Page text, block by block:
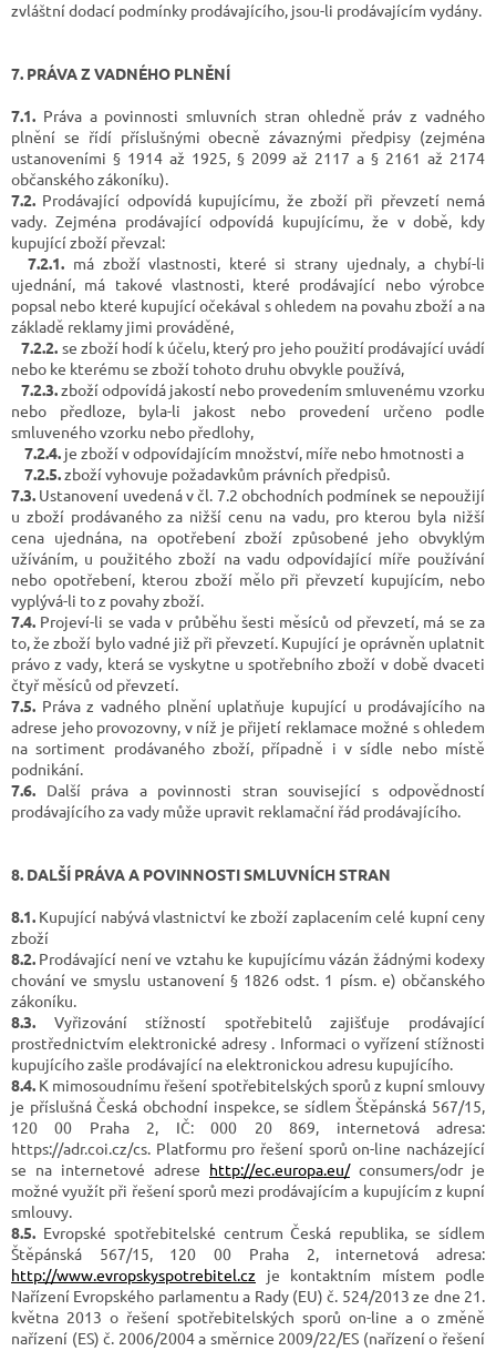
zvláštní dodací podmínky prodávajícího, jsou-li prodávajícím vydány.
7. PRÁVA Z VADNÉHO PLNĚNÍ
7.1. Práva a povinnosti smluvních stran ohledně práv z vadného
plnění se řídí příslušnými obecně závaznými předpisy (zejména
ustanoveními § 1914 až 1925, § 2099 až 2117 a § 2161 až 2174
občanského zákoníku).
7.2. Prodávající odpovídá kupujícímu, že zboží při převzetí nemá
vady. Zejména prodávající odpovídá kupujícímu, že v době, kdy
kupující zboží převzal:
7.2.1. má zboží vlastnosti, které si strany ujednaly, a chybí-li
ujednání, má takové vlastnosti, které prodávající nebo výrobce
popsal nebo které kupující očekával s ohledem na povahu zboží a na
základě reklamy jimi prováděné,
7.2.2. se zboží hodí k účelu, který pro jeho použití prodávající uvádí
nebo ke kterému se zboží tohoto druhu obvykle používá,
7.2.3.zboží odpovídá jakostí nebo provedením smluvenému vzorku
nebo předloze, byla-li jakost nebo provedení určeno podle
smluveného vzorku nebo předlohy,
7.2.4. je zboží v odpovídajícím množství, míře nebo hmotnosti a
7.2.5.zboží vyhovuje požadavkům právních předpisů.
7.3. Ustanovení uvedená v čl. 7.2 obchodních podmínek se nepoužijí
u zboží prodávaného za nižší cenu na vadu, pro kterou byla nižší
cena ujednána, na opotřebení zboží způsobené jeho obvyklým
užíváním, u použitého zboží na vadu odpovídající míře používání
nebo opotřebení, kterou zboží mělo při převzetí kupujícím, nebo
vyplývá-li to z povahy zboží.
7.4. Projeví-li se vada v průběhu šesti měsíců od převzetí, má se za
to, že zboží bylo vadné již při převzetí. Kupující je oprávněn uplatnit
právo z vady, která se vyskytne u spotřebního zboží v době dvaceti
čtyř měsíců od převzetí.
7.5. Práva z vadného plnění uplatňuje kupující u prodávajícího na
adrese jeho provozovny, v níž je přijetí reklamace možné s ohledem
na sortiment prodávaného zboží, případně i v sídle nebo místě
podnikání.
7.6. Další práva a povinnosti stran související s odpovědností
prodávajícího za vady může upravit reklamační řád prodávajícího.
8. DALŠÍ PRÁVA A POVINNOSTI SMLUVNÍCH STRAN
8.1. Kupující nabývá vlastnictví ke zboží zaplacením celé kupní ceny
zboží
8.2. Prodávající není ve vztahu ke kupujícímu vázán žádnými kodexy
chování ve smyslu ustanovení § 1826 odst. 1 písm. e) občanského
zákoníku.
8.3. Vyřizování stížností spotřebitelů zajišťuje prodávající
prostřednictvím elektronické adresy . Informaci o vyřízení stížnosti
kupujícího zašle prodávající na elektronickou adresu kupujícího.
8.4. K mimosoudnímu řešení spotřebitelských sporů z kupní smlouvy
je příslušná Česká obchodní inspekce, se sídlem Štěpánská 567/15,
120 00 Praha 2, IČ: 000 20 869, internetová adresa:
https://adr.coi.cz/cs. Platformu pro řešení sporů on-line nacházející
se na internetové adrese http://ec.europa.eu/consumers/odr je
možné využít při řešení sporů mezi prodávajícím a kupujícím z kupní
smlouvy.
8.5. Evropské spotřebitelské centrum Česká republika, se sídlem
Štěpánská 567/15, 120 00 Praha 2, internetová adresa:
http://www.evropskyspotrebitel.cz je kontaktním místem podle
Nařízení Evropského parlamentu a Rady (EU) č. 524/2013 ze dne 21.
května 2013 o řešení spotřebitelských sporů on-line a o změně
nařízení (ES) č. 2006/2004 a směrnice 2009/22/ES (nařízení o řešení